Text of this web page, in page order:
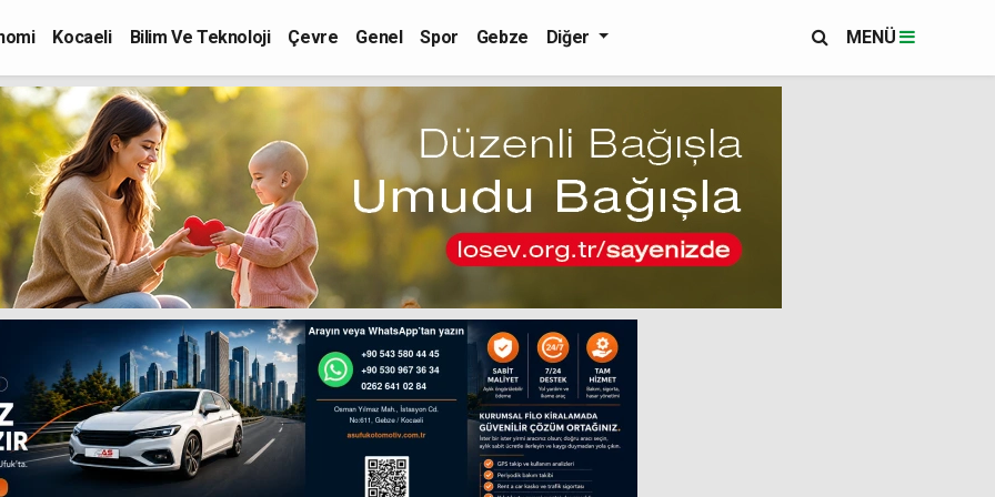
Kocaeli Bilim Ve Teknoloji Çevre Genel Spor Gebze Diğer MENÜ